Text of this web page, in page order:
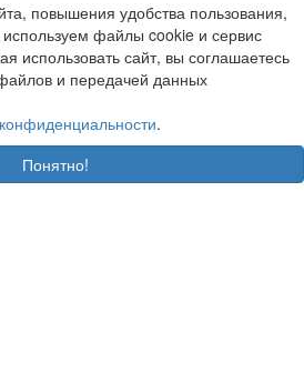
повышения удобства пользования,
файлы cookie и сервис
использовать сайт, вы соглашаетесь
и передачей данных
.
Понятно!